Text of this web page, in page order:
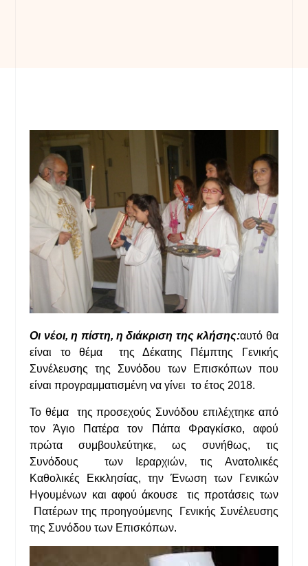
Οι νέοι, η πίστη, η διάκριση της κλήσης:αυτό θα
είναι το θέμα της Δέκατης Πέμπτης Γενικής
Συνέλευσης της Συνόδου των Επισκόπων που
είναι προγραμματισμένη να γίνει το έτος 2018.
Το θέμα της προσεχούς Συνόδου επιλέχτηκε από
τον Άγιο Πατέρα τον Πάπα Φραγκίσκο, αφού
πρώτα συμβουλεύτηκε, ως συνήθως, τις
Συνόδους των Ιεραρχιών, τις Ανατολικές
Καθολικές Εκκλησίας, την Ένωση των Γενικών
Ηγουμένων και αφού άκουσε τις προτάσεις των
Πατέρων της προηγούμενης Γενικής Συνέλευσης
της Συνόδου των Επισκόπων.